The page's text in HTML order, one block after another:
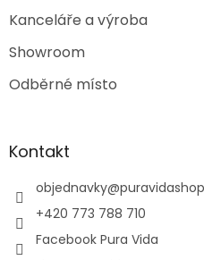
Kanceláře a výroba
Showroom
Odběrné místo
Kontakt
objednavky@
+420 773 788 710
Facebook Pura Vida